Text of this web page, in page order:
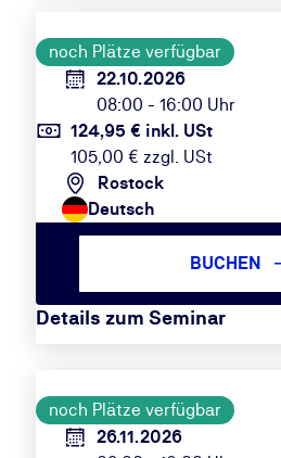
noch Plätze verfügbar
22.10.2026
08:00 - 16:00 Uhr
124,95 € inkl. USt
105,00 € zzgl. USt
Rostock
Deutsch
Details zum Seminar
BUCHEN
noch Plätze verfügbar
26.11.2026